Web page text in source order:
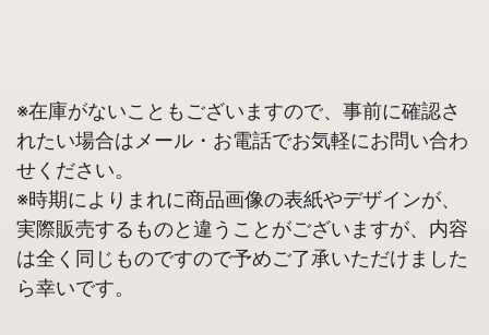
※在庫がないこともございますので、事前に確認さ
れたい場合はメール・お電話でお気軽にお問い合わ
せください。
※時期によりまれに商品画像の表紙やデザインが、
実際販売するものと違うことがございますが、内容
は全く同じものですので予めご了承いただけました
ら幸いです。